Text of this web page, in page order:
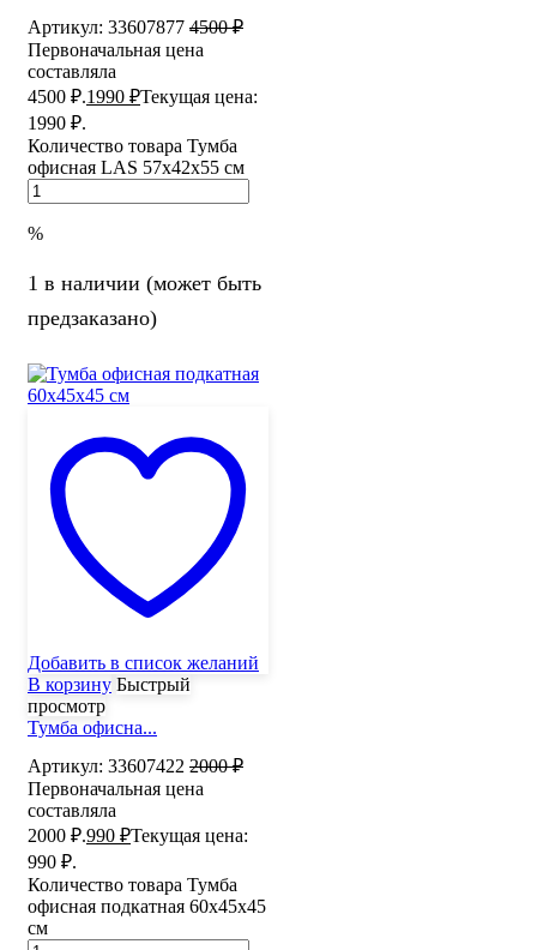
Артикул: 33607877 4500₽
Первоначальная цена
составляла
4500 ₽.1990 ₽Текущая цена:
1990 ₽.
Количество товара Тумба
офисная LAS 57х42х55 см
%
1 в наличии (может быть
предзаказано)
Добавить в список желаний
В корзину Быстрый
просмотр
Тумба офисна...
Артикул: 33607422 2000₽
Первоначальная цена
составляла
2000 ₽.990 ₽Текущая цена:
990 ₽.
Количество товара Тумба
офисная подкатная 60х45х45
см